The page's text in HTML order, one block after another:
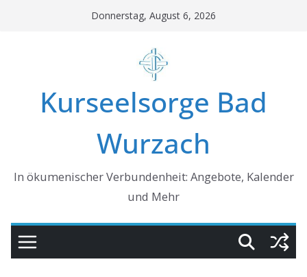
Donnerstag, August 6, 2026
Kurseelsorge Bad
Wurzach
In ökumenischer Verbundenheit: Angebote, Kalender
und Mehr